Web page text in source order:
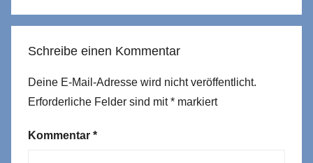
Schreibe einen Kommentar
Deine E-Mail-Adresse wird nicht veröffentlicht.
Erforderliche Felder sind mit* markiert
Kommentar *